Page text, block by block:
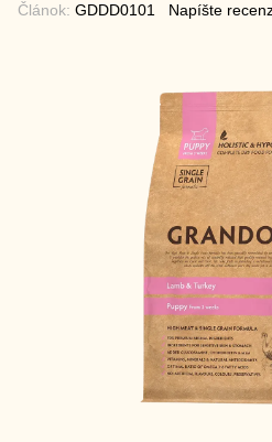
Článok: GDDD0101 Napíšte